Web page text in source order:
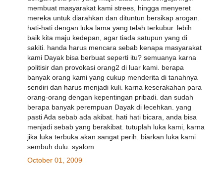
membuat masyarakat kami strees, hingga menyeret
mereka untuk diarahkan dan dituntun bersikap arogan.
hati-hati dengan luka lama yang telah terkubur. lebih
baik kita maju kedepan, agar tiada satupun yang di
sakiti. handa harus mencara sebab kenapa masyarakat
kami Dayak bisa berbuat seperti itu? semuanya karna
politisir dan provokasi orang2 di luar kami. berapa
banyak orang kami yang cukup menderita di tanahnya
sendiri dan harus menjadi kuli. karna keserakahan para
orang-orang dengan kepentingan pribadi. dan sudah
berapa banyak perempuan Dayak di lecehkan. yang
pasti Ada sebab ada akibat. hati hati bicara, anda bisa
menjadi sebab yang berakibat. tutuplah luka kami, karna
jika luka terbuka akan sangat perih. biarkan luka kami
sembuh dulu. syalom
October 01, 2009